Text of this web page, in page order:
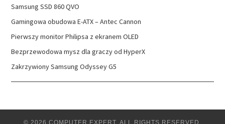
Samsung SSD 860 QVO
Gamingowa obudowa E-ATX – Antec Cannon
Pierwszy monitor Philipsa z ekranem OLED
Bezprzewodowa mysz dla graczy od HyperX
Zakrzywiony Samsung Odyssey G5
© 2026 COMPUTER EXPERT. ALL RIGHTS RESERVED.